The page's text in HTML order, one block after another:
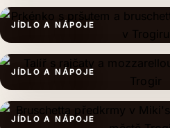
JÍDLO A NÁPOJE
JÍDLO A NÁPOJE
JÍDLO A NÁPOJE